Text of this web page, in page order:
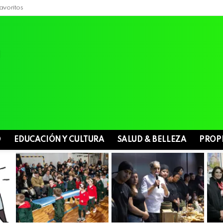
EDUCACIÓN Y CULTURA SALUD & BELLEZA